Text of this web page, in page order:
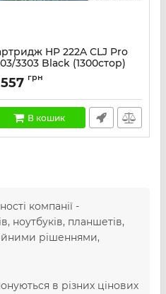
HP 222A CLJ Pro
3303 Black (1300стор)
W2220A
грн
В кошик
компанії -
ноутбуків, планшетів,
рішеннями,
в різних цінових